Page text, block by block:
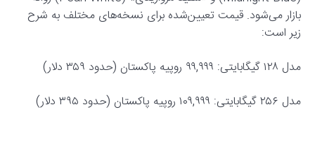
بازار می‌شود. قیمت تعیین‌شده برای نسخه‌های مختلف به شرح
زیر است:
مدل ۱۲۸ گیگابایتی: ۹۹,۹۹۹ روپیه پاکستان (حدود ۳۵۹ دلار)
مدل ۲۵۶ گیگابایتی: ۱۰۹,۹۹۹ روپیه پاکستان (حدود ۳۹۵ دلار)